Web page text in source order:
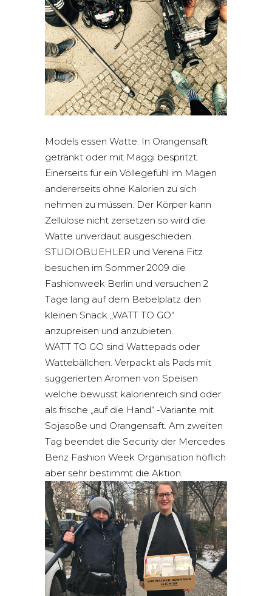
Models essen Watte. In Orangensaft
getränkt oder mit Maggi bespritzt.
Einerseits für ein Völlegefühl im Magen
andererseits ohne Kalorien zu sich
nehmen zu müssen. Der Körper kann
Zellulose nicht zersetzen so wird die
Watte unverdaut ausgeschieden.
STUDIOBUEHLER und Verena Fitz
besuchen im Sommer 2009 die
Fashionweek Berlin und versuchen 2
Tage lang auf dem Bebelplatz den
kleinen Snack „WATT TO GO“
anzupreisen und anzubieten.
WATT TO GO sind Wattepads oder
Wattebällchen. Verpackt als Pads mit
suggerierten Aromen von Speisen
welche bewusst kalorienreich sind oder
als frische „auf die Hand“ -Variante mit
Sojasoße und Orangensaft. Am zweiten
Tag beendet die Security der Mercedes
Benz Fashion Week Organisation höflich
aber sehr bestimmt die Aktion.